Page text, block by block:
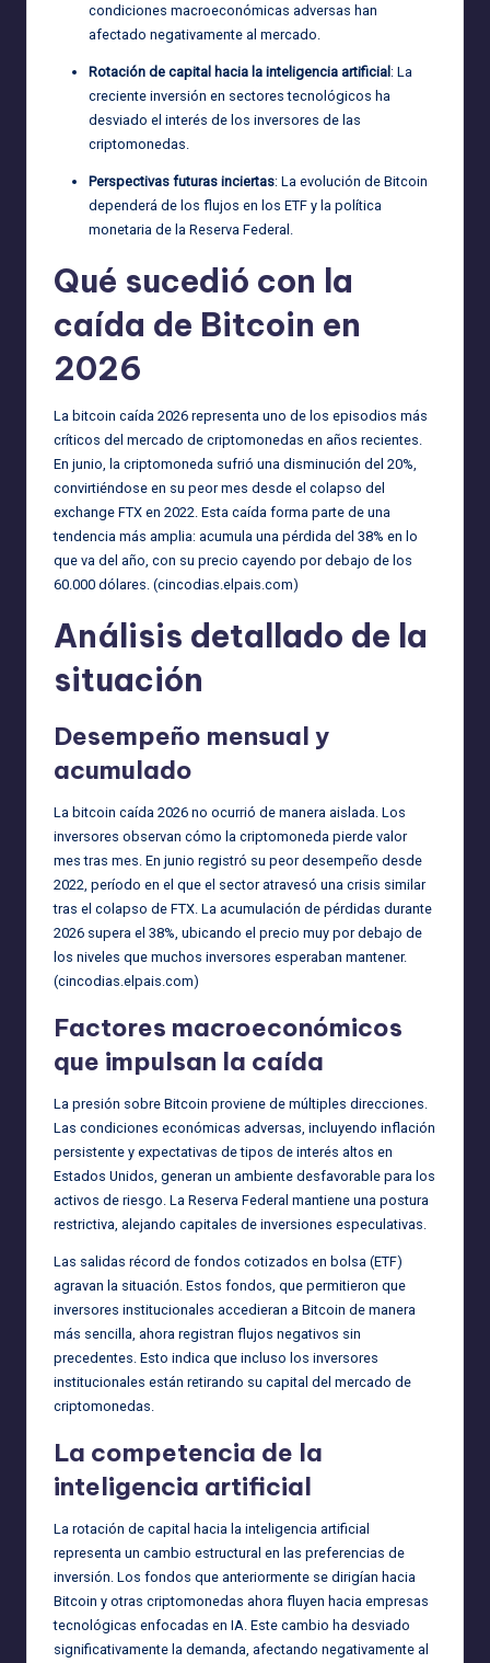
condiciones macroeconómicas adversas han
afectado negativamente al mercado.
Rotación de capital hacia la inteligencia artificial: La
creciente inversión en sectores tecnológicos ha
desviado el interés de los inversores de las
criptomonedas.
Perspectivas futuras inciertas: La evolución de Bitcoin
dependerá de los flujos en los ETF y la política
monetaria de la Reserva Federal.
Qué sucedió con la
caída de Bitcoin en
2026
La bitcoin caída 2026 representa uno de los episodios más
críticos del mercado de criptomonedas en años recientes.
En junio, la criptomoneda sufrió una disminución del 20%,
convirtiéndose en su peor mes desde el colapso del
exchange FTX en 2022. Esta caída forma parte de una
tendencia más amplia: acumula una pérdida del 38% en lo
que va del año, con su precio cayendo por debajo de los
60.000 dólares. (cincodias.elpais.com)
Análisis detallado de la
situación
Desempeño mensual y
acumulado
La bitcoin caída 2026 no ocurrió de manera aislada. Los
inversores observan cómo la criptomoneda pierde valor
mes tras mes. En junio registró su peor desempeño desde
2022, período en el que el sector atravesó una crisis similar
tras el colapso de FTX. La acumulación de pérdidas durante
2026 supera el 38%, ubicando el precio muy por debajo de
los niveles que muchos inversores esperaban mantener.
(cincodias.elpais.com)
Factores macroeconómicos
que impulsan la caída
La presión sobre Bitcoin proviene de múltiples direcciones.
Las condiciones económicas adversas, incluyendo inflación
persistente y expectativas de tipos de interés altos en
Estados Unidos, generan un ambiente desfavorable para los
activos de riesgo. La Reserva Federal mantiene una postura
restrictiva, alejando capitales de inversiones especulativas.
Las salidas récord de fondos cotizados en bolsa (ETF)
agravan la situación. Estos fondos, que permitieron que
inversores institucionales accedieran a Bitcoin de manera
más sencilla, ahora registran flujos negativos sin
precedentes. Esto indica que incluso los inversores
institucionales están retirando su capital del mercado de
criptomonedas.
La competencia de la
inteligencia artificial
La rotación de capital hacia la inteligencia artificial
representa un cambio estructural en las preferencias de
inversión. Los fondos que anteriormente se dirigían hacia
Bitcoin y otras criptomonedas ahora fluyen hacia empresas
tecnológicas enfocadas en IA. Este cambio ha desviado
significativamente la demanda, afectando negativamente al